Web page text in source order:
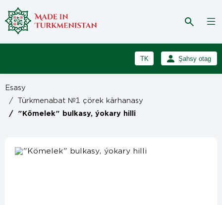
TK
RU
Şahsy otag
Esasy
/ Türkmenabat №1 çörek kärhanasy
/ "Kömelek" bulkasy, ýokary hilli